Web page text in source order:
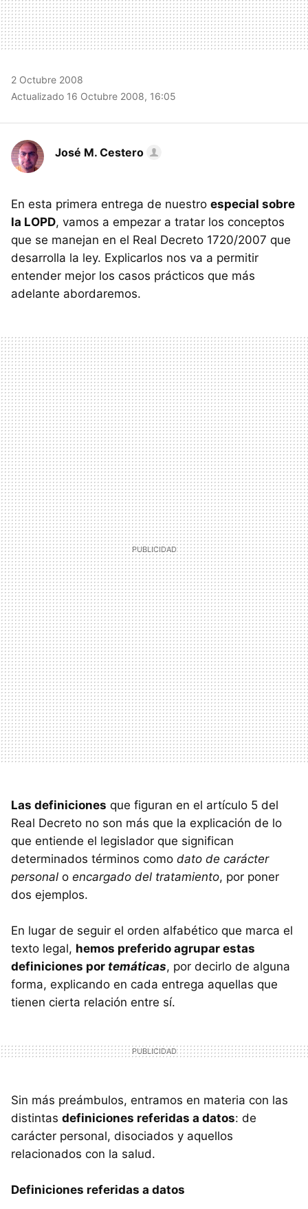
2 Octubre 2008
Actualizado 16 Octubre 2008, 16:05
José M. Cestero
En esta primera entrega de nuestro especial sobre
la LOPD, vamos a empezar a tratar los conceptos
que se manejan en el Real Decreto 1720/2007 que
desarrolla la ley. Explicarlos nos va a permitir
entender mejor los casos prácticos que más
adelante abordaremos.
Las definiciones que figuran en el artículo 5 del
Real Decreto no son más que la explicación de lo
que entiende el legislador que significan
determinados términos como dato de carácter
personal o encargado del tratamiento, por poner
dos ejemplos.
En lugar de seguir el orden alfabético que marca el
texto legal, hemos preferido agrupar estas
definiciones por temáticas, por decirlo de alguna
forma, explicando en cada entrega aquellas que
tienen cierta relación entre sí.
Sin más preámbulos, entramos en materia con las
distintas definiciones referidas a datos: de
carácter personal, disociados y aquellos
relacionados con la salud.
Definiciones referidas a datos